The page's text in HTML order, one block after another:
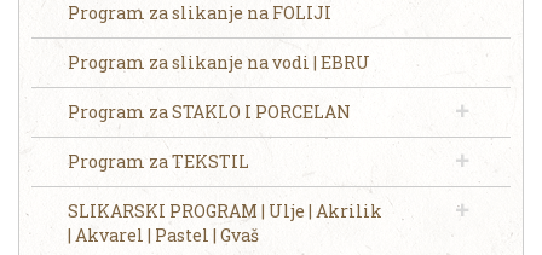
Program za slikanje na FOLIJI
Program za slikanje na vodi | EBRU
Program za STAKLO I PORCELAN
Program za TEKSTIL
SLIKARSKI PROGRAM | Ulje | Akrilik
| Akvarel | Pastel | Gvaš